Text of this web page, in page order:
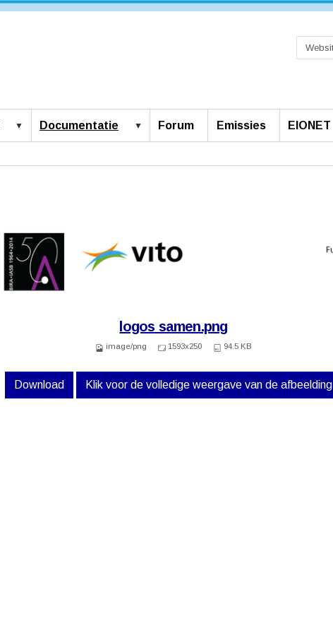
Documentatie Forum Emissies EIONET
logos samen.png
image/png 1593x250 94.5 KB
Download Klik voor de volledige weergave van de afbeelding